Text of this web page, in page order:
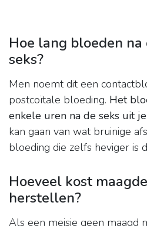
Hoe lang bloeden
seks?
Men noemt dit een
postcoïtale bloeding. Het
enkele uren na de seks uit
kan gaan van wat bruinige
bloeding die zelfs heviger is
Hoeveel kost
herstellen?
Als een meisje geen maagd